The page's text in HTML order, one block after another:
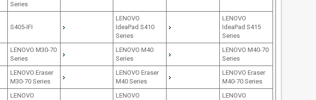
Series
S405-IFI
LENOVO
IdeaPad S410
Series
LENOVO
IdeaPad S415
Series
LENOVO M30-70
Series
LENOVO M40
Series
LENOVO M40-70
Series
LENOVO Eraser
M30-70 Series
LENOVO Eraser
M40 Series
LENOVO Eraser
M40-70 Series
LENOVO
LENOVO
LENOVO